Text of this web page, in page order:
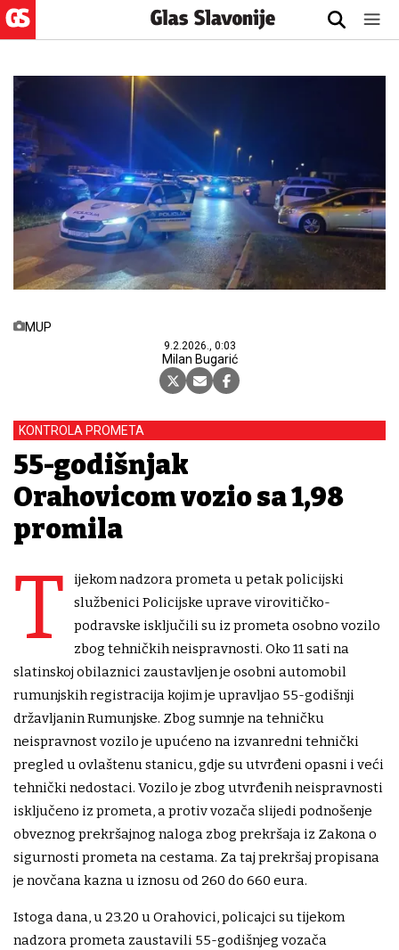
MUP
9.2.2026., 0:03
Milan Bugarić
KONTROLA PROMETA
55-godišnjak
Orahovicom vozio sa 1,98
promila
T
ijekom nadzora prometa u petak policijski
službenici Policijske uprave virovitičko-
podravske isključili su iz prometa osobno vozilo
zbog tehničkih neispravnosti. Oko 11 sati na
slatinskoj obilaznici zaustavljen je osobni automobil
rumunjskih registracija kojim je upravljao 55-godišnji
državljanin Rumunjske. Zbog sumnje na tehničku
neispravnost vozilo je upućeno na izvanredni tehnički
pregled u ovlaštenu stanicu, gdje su utvrđeni opasni i veći
tehnički nedostaci. Vozilo je zbog utvrđenih neispravnosti
isključeno iz prometa, a protiv vozača slijedi podnošenje
obveznog prekršajnog naloga zbog prekršaja iz Zakona o
sigurnosti prometa na cestama. Za taj prekršaj propisana
je novčana kazna u iznosu od 260 do 660 eura.
Istoga dana, u 23.20 u Orahovici, policajci su tijekom
nadzora prometa zaustavili 55-godišnjeg vozača